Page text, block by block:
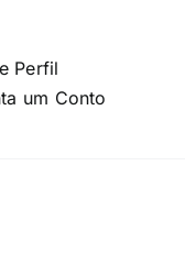
Perfil
um Conto